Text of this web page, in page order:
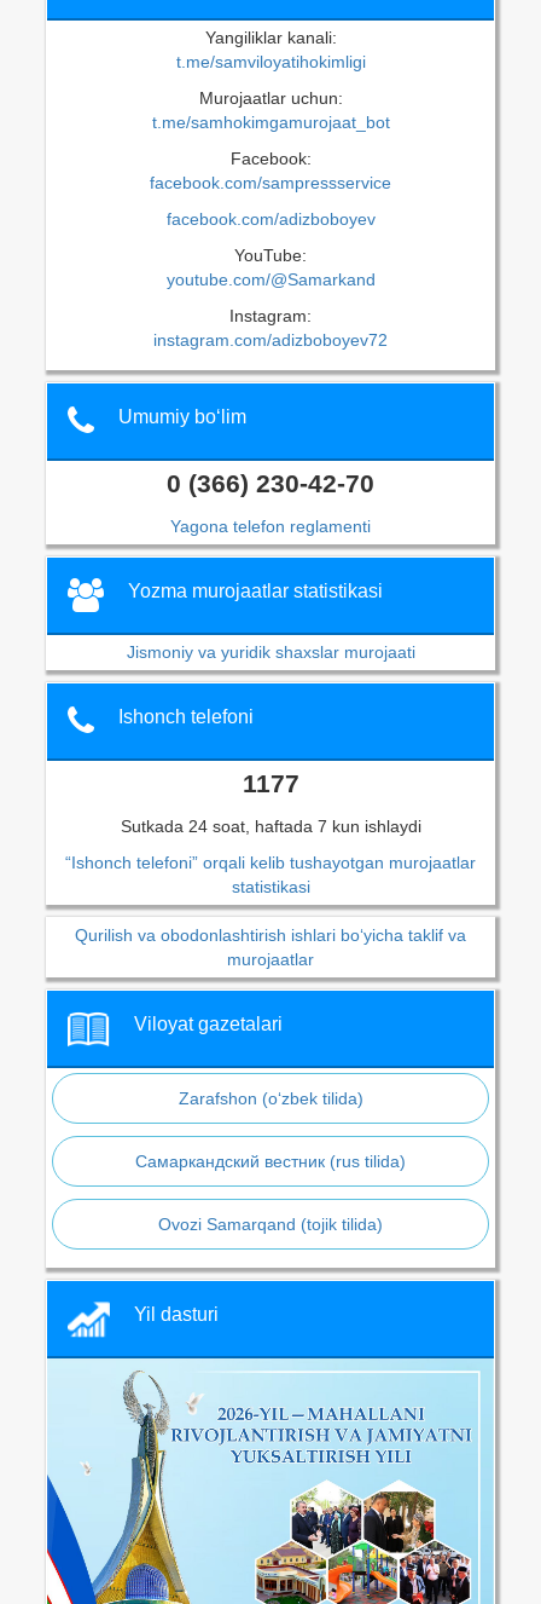
Yangiliklar kanali:
t.me/samviloyatihokimligi
Murojaatlar uchun:
t.me/samhokimgamurojaat_bot
Facebook:
facebook.com/sampressservice
facebook.com/adizboboyev
YouTube:
youtube.com/@Samarkand
Instagram:
instagram.com/adizboboyev72
Umumiy bo‘lim
0 (366) 230-42-70
Yagona telefon reglamenti
Yozma murojaatlar statistikasi
Jismoniy va yuridik shaxslar murojaati
Ishonch telefoni
1177
Sutkada 24 soat, haftada 7 kun ishlaydi
“Ishonch telefoni” orqali kelib tushayotgan murojaatlar
statistikasi
Qurilish va obodonlashtirish ishlari bo‘yicha taklif va
murojaatlar
Viloyat gazetalari
Zarafshon (o‘zbek tilida)
Самаркандский вестник (rus tilida)
Ovozi Samarqand (tojik tilida)
Yil dasturi